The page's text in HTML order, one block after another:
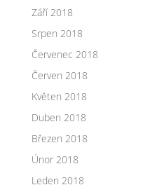
Září 2018
Srpen 2018
Červenec 2018
Červen 2018
Květen 2018
Duben 2018
Březen 2018
Únor 2018
Leden 2018